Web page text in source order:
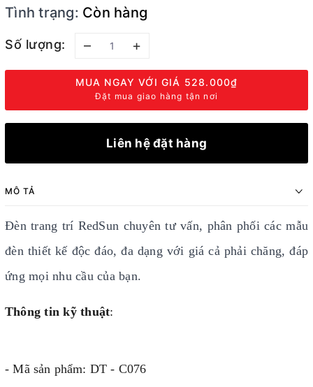
Tình trạng: Còn hàng
Số lượng: – +
MUA NGAY VỚI GIÁ 528.000₫
Đặt mua giao hàng tận nơi
Liên hệ đặt hàng
MÔ TẢ
Đèn trang trí RedSun chuyên tư vấn, phân phối các mẫu
đèn thiết kế độc đáo, đa dạng với giá cả phải chăng, đáp
ứng mọi nhu cầu của bạn.
Thông tin kỹ thuật:
- Mã sản phẩm: DT - C076